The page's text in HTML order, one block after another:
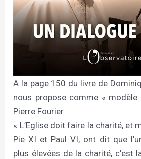
A la page 150 du livre de
nous propose comme « modèle
Pierre Fourier.
« L’Eglise doit faire la charité, et
Pie XI et Paul VI, ont dit que
plus élevées de la charité, c’est